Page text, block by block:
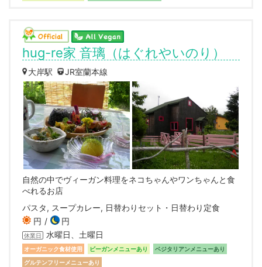
hug-re家 音璃（はぐれやいのり）
大岸駅 JR室蘭本線
自然の中でヴィーガン料理をネコちゃんやワンちゃんと食
べれるお店
パスタ, スープカレー, 日替わりセット・日替わり定食
円
円
休業日 水曜日、土曜日
オーガニック食材使用 ビーガンメニューあり
ベジタリアンメニューあり
グルテンフリーメニューあり